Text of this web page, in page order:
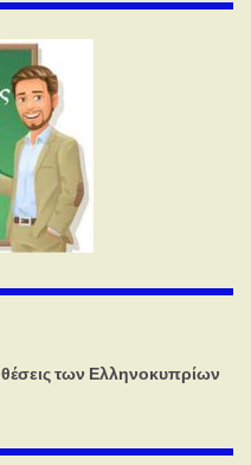
των Ελληνοκυπρίων